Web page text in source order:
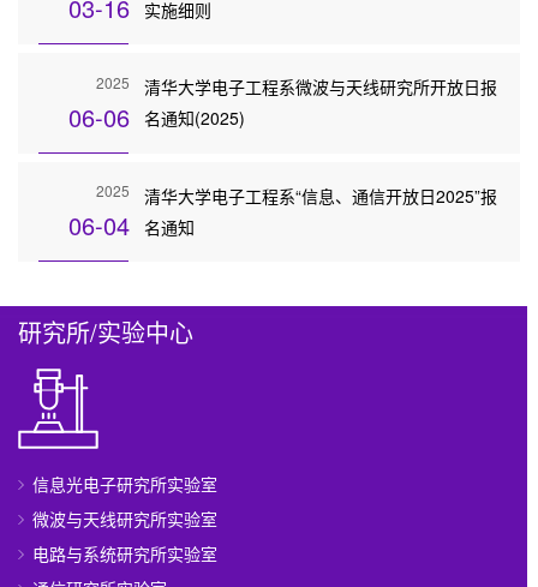
03-16 实施细则
2025
06-06
清华大学电子工程系微波与天线研究所开放日报
名通知(2025)
2025
06-04
清华大学电子工程系“信息、通信开放日2025”报
名通知
研究所/实验中心
信息光电子研究所实验室
微波与天线研究所实验室
电路与系统研究所实验室